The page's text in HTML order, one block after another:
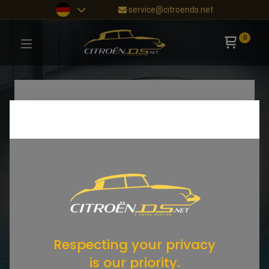
service@citroends.net
0
Respecting your privacy
is our priority.